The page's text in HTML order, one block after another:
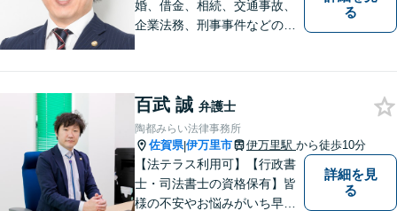
婚、借金、相続、交通事故、
企業法務、刑事事件などのご
なリーガルサービスを提供い
たします。
る
百武 誠 弁護士
陶都みらい法律事務所
佐賀県|伊万里市 伊万里駅 から徒歩10分
【法テラス利用可】【行政書
士・司法書士の資格保有】皆
様の不安やお悩みがいち早く
詳細を見
る